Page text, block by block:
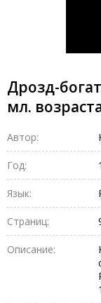
Дрозд-
мл.
Автор:
Год:
Язык:
Страниц:
Описание: